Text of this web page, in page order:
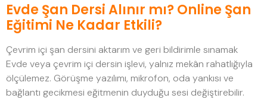
Evde Şan Dersi Alınır mı? Online Şan
Eğitimi Ne Kadar Etkili?
Çevrim içi şan dersini aktarım ve geri bildirimle sınamak
Evde veya çevrim içi dersin işlevi, yalnız mekân rahatlığıyla
ölçülemez. Görüşme yazılımı, mikrofon, oda yankısı ve
bağlantı gecikmesi eğitmenin duyduğu sesi değiştirebilir.